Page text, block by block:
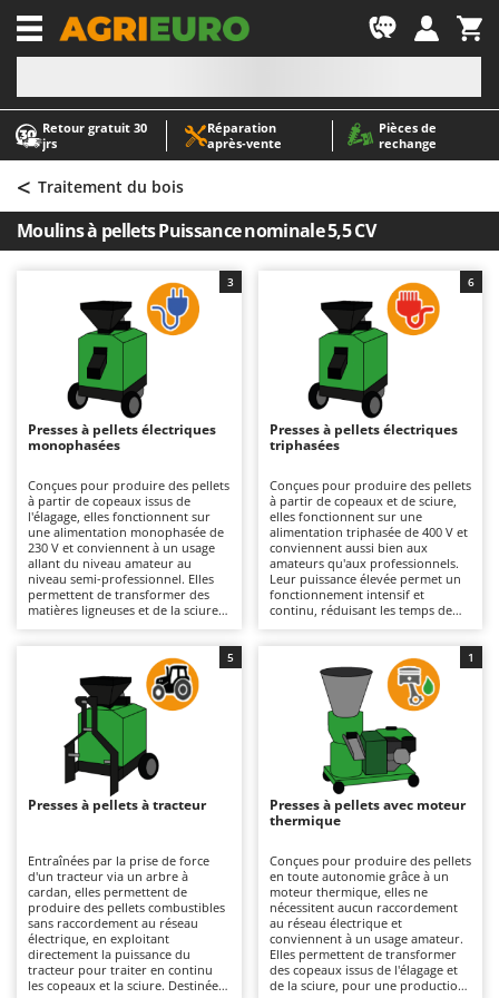
Retour gratuit 30
jrs
Réparation
après‑vente
Pièces de
rechange
-1
A
Abris de jardin
Accessoires pour tracteurs tondeuses autoportés
Aérateurs Scarificateurs pour gazon
Arracheuses de pommes de terre pour tracteur
Aspirateurs - Balais Électriques
Aspirateurs à cendres
Aspirateurs à feuilles sur roues
Aspirateurs de piscine
Aspirateurs Multifonctions
Atomiseurs agricoles pour tracteurs
Atomiseurs pour traitements
Autolaveuses
Autres produits
B
Balayeuses
Bancs de scie pour le bois - Scies à bûches
Barbecues
Bennes pour tracteur
Brosses pour sols extérieurs
Brouettes à moteur
Broyeurs à axe horizontal pour tracteur
Butteurs pour tracteur
C
Chargeurs de batterie - Démarreurs
Charrues pour tracteur
A
AgriEuro Premium
AgriEuro TOP-LINE
AGT
Airmec
AL-KO
ALA 2000
Alce
Alpina
Ama
Ambrogio Robot
Annovi Reverberi
ANTHBOT
Archman
Ardes
Argo
Ariete
Artus
Attila
Ausonia
Awelco
B
Baesso
Bahco
< Traitement du bois
Moulins à pellets Puissance nominale 5,5 CV
Presses à pellets électriques
monophasées
Conçues pour produire des pellets
à partir de copeaux issus de
l'élagage, elles fonctionnent sur
une alimentation monophasée de
230 V et conviennent à un usage
allant du niveau amateur au
niveau semi-professionnel. Elles
permettent de transformer des
matières ligneuses et de la sciure
occasionnelle de pellets destinés
au chauffage des poêles et des
chaudières. L'alimentation
électrique garantit une utilisation
simple et un démarrage immédiat,
tandis que leurs dimensions
compactes facilitent leur
installation dans un garage ou un
local technique. Elles constituent
une solution idéale pour valoriser
les déchets d'élagage et réduire les
la propreté et de l'usure des
rouleaux et de la filière, ainsi que
la vidange périodique de l'huile
des engrenages.
3
Presses à pellets électriques
triphasées
Conçues pour produire des pellets
à partir de copeaux et de sciure,
elles fonctionnent sur une
alimentation triphasée de 400 V et
conviennent aussi bien aux
amateurs qu'aux professionnels.
Leur puissance élevée permet un
fonctionnement intensif et
continu, réduisant les temps de
du traitement de volumes
importants de broyat, de sciure
ou de déchets de bois, pour la
fabrication de pellets destinés aux
différents systèmes de chauffage.
Elles constituent une solution
idéale pour les exploitations
agricoles, les ateliers et les
menuiseries souhaitant valoriser
leurs résidus végétaux ou de
transformation du bois. Leur
entretien est limité au contrôle de
rouleaux et de la filière, ainsi qu'à
la vidange périodique de l'huile
des engrenages.
6
Presses à pellets à tracteur
Entraînées par la prise de force
d'un tracteur via un arbre à
cardan, elles permettent de
produire des pellets combustibles
sans raccordement au réseau
électrique, en exploitant
directement la puissance du
tracteur pour traiter en continu
les copeaux et la sciure. Destinées
5
Presses à pellets avec moteur
thermique
Conçues pour produire des pellets
en toute autonomie grâce à un
moteur thermique, elles ne
nécessitent aucun raccordement
au réseau électrique et
conviennent à un usage amateur.
Elles permettent de transformer
des copeaux issus de l'élagage et
de la sciure, pour une production
1